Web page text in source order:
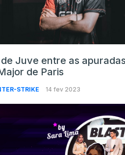
de Juve entre as
de Paris
STRIKE 14 fev 2023